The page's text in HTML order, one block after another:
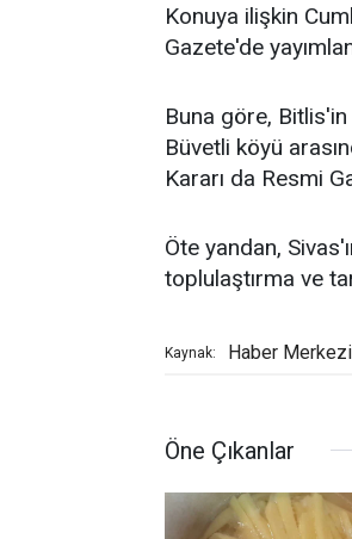
Konuya ilişkin
Gazete'de
Buna göre,
Büvetli köyü
Kararı da Resmi
Öte yandan,
toplulaştırma ve
Kaynak: Haber Merkezi
Öne Çıkanlar